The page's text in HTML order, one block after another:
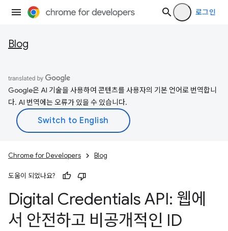
로그인
Blog
Google은 AI 기술을 사용하여 콘텐츠를 사용자의 기본 언어로 번역합니
다. AI 번역에는 오류가 있을 수 있습니다.
Chrome for Developers Blog
도움이 되었나요?
Digital Credentials API: 웹에
서 안전하고 비공개적인 ID